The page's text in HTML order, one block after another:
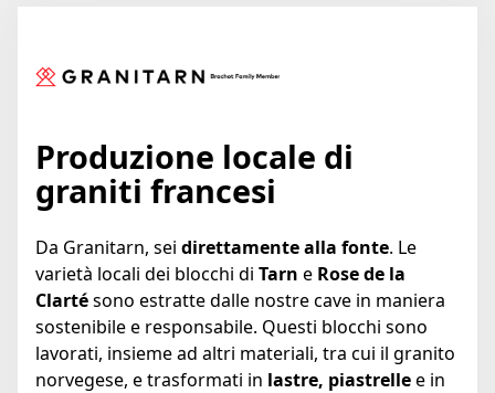
Produzione locale di
graniti francesi
Da Granitarn, sei direttamente alla fonte. Le
varietà locali dei blocchi di Tarn e Rose de la
Clartésono estratte dalle nostre cave in maniera
sostenibile e responsabile. Questi blocchi sono
lavorati, insieme ad altri materiali, tra cui il granito
norvegese, e trasformati in lastre, piastrellee in